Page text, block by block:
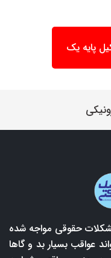
پایه یک
حقوقی مواجه شده
عواقب بسیار بد و گاها